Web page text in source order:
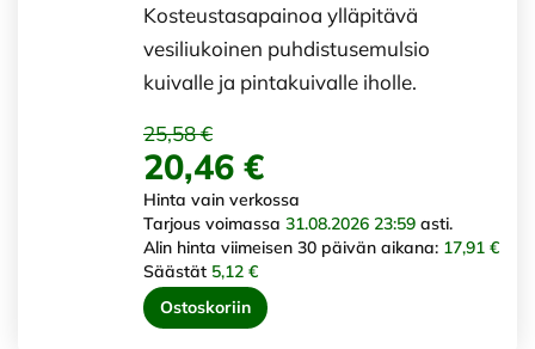
Kosteustasapainoa ylläpitävä
vesiliukoinen puhdistusemulsio
kuivalle ja pintakuivalle iholle.
25,58 €
20,46 €
Hinta vain verkossa
Tarjous voimassa 31.08.2026 23:59 asti.
Alin hinta viimeisen 30 päivän aikana: 17,91 €
Säästät 5,12 €
Ostoskoriin